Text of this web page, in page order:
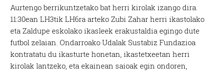
Aurtengo berrikuntzetako bat herri kirolak izango dira.
11:30ean LH3tik LH6ra arteko Zubi Zahar herri ikastolako
eta Zaldupe eskolako ikasleek erakustaldia egingo dute
futbol zelaian. Ondarroako Udalak Sustabiz Fundazioa
kontratatu du ikasturte honetan, ikastetxeetan herri
kirolak lantzeko, eta ekainean saioak egin ondoren,